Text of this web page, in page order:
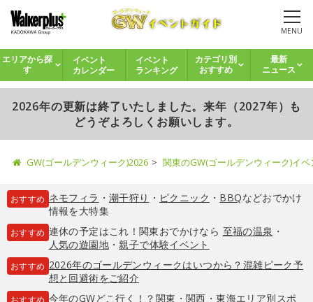
MENU
エリアから探
す
イベント
カレンダー
イベント
ランキング
カテゴリ別
おすすめ
最新
ニュース
2026年の更新は終了いたしました。来年（2027年）も
どうぞよろしくお願いします。
GW(ゴールデンウィーク)2026 関東のGW(ゴールデンウィーク)イ
おすすめ ネモフィラ ・ 潮干狩り ・ ピクニック ・ BBQなどおでかけ
情報を大特集
おすすめ 連休の予定はこれ！関東おでかけなら 至福の温泉 ・
人気の遊園地・親子で体験イベント
おすすめ 2026年のゴールデンウィークはいつから？混雑ピーク予
想と回避術をご紹介
おすすめ 今年のGWどこ行く！？関東・関西・東海エリア別スポ